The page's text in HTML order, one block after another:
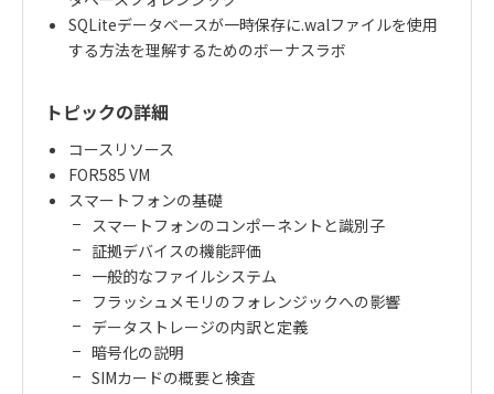
SQLiteデータベースが一時保存に.walファイルを使用
する方法を理解するためのボーナスラボ
トピックの詳細
コースリソース
FOR585 VM
スマートフォンの基礎
スマートフォンのコンポーネントと識別子
証拠デバイスの機能評価
一般的なファイルシステム
フラッシュメモリのフォレンジックへの影響
データストレージの内訳と定義
暗号化の説明
SIMカードの概要と検査